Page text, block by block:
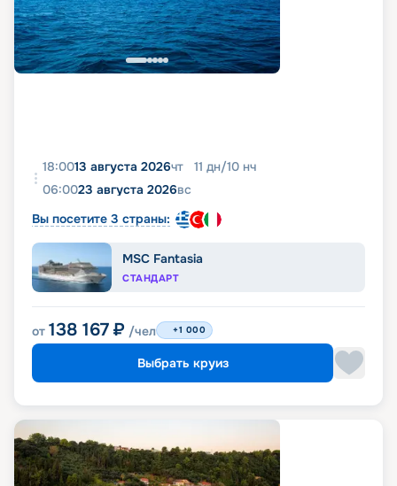
18:0013 августа 2026чт 11 дн/10 нч
06:0023 августа 2026вс
Вы посетите 3 страны:
MSC Fantasia
СТАНДАРТ
от 138 167 ₽ /чел +1 000
Выбрать круиз